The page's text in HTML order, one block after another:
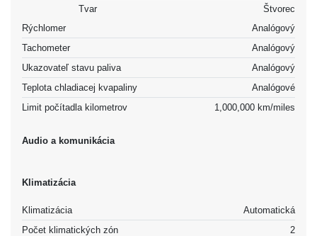
Tvar
Štvorec
Rýchlomer
Analógový
Tachometer
Analógový
Ukazovateľ stavu paliva
Analógový
Teplota chladiacej kvapaliny
Analógové
Limit počítadla kilometrov
1,000,000 km/miles
Audio a komunikácia
Klimatizácia
Klimatizácia
Automatická
Počet klimatických zón
2